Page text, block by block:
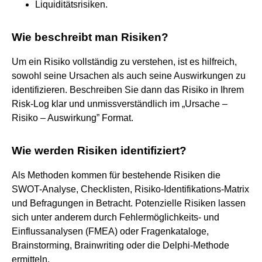
Liquiditätsrisiken.
Wie beschreibt man Risiken?
Um ein Risiko vollständig zu verstehen, ist es hilfreich,
sowohl seine Ursachen als auch seine Auswirkungen zu
identifizieren. Beschreiben Sie dann das Risiko in Ihrem
Risk-Log klar und unmissverständlich im „Ursache –
Risiko – Auswirkung” Format.
Wie werden Risiken identifiziert?
Als Methoden kommen für bestehende Risiken die
SWOT-Analyse, Checklisten, Risiko-Identifikations-Matrix
und Befragungen in Betracht. Potenzielle Risiken lassen
sich unter anderem durch Fehlermöglichkeits- und
Einflussanalysen (FMEA) oder Fragenkataloge,
Brainstorming, Brainwriting oder die Delphi-Methode
ermitteln.